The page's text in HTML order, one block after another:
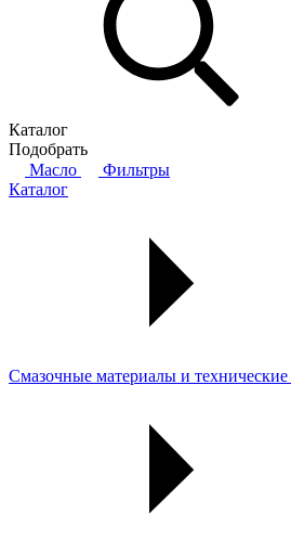
Каталог
Подобрать
Масло
Фильтры
Каталог
Смазочные материалы и